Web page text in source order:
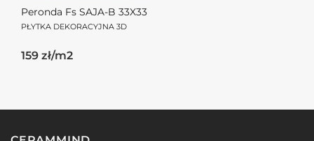
Peronda Fs SAJA-B 33X33
PŁYTKA DEKORACYJNA 3D
159 zł/m2